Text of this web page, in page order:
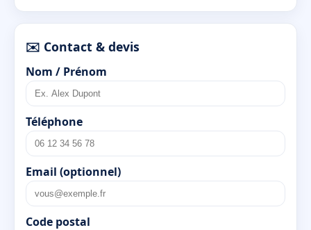
✉️ Contact & devis
Nom / Prénom
Téléphone
Email (optionnel)
Code postal